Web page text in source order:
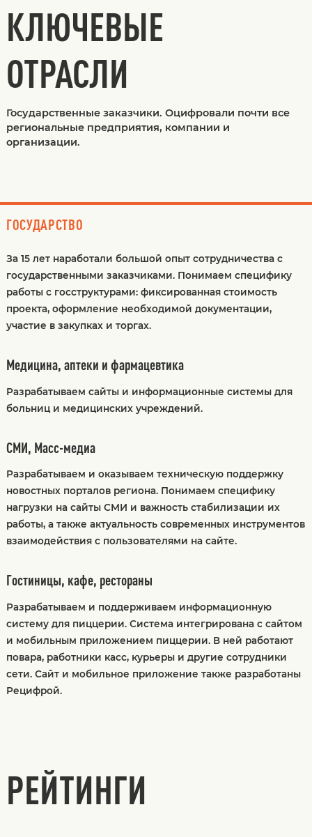
КЛЮЧЕВЫЕ
ОТРАСЛИ
Государственные заказчики. Оцифровали почти все
региональные предприятия, компании и
организации.
ГОСУДАРСТВО
За 15 лет наработали большой опыт сотрудничества с
государственными заказчиками. Понимаем специфику
работы с госструктурами: фиксированная стоимость
проекта, оформление необходимой документации,
участие в закупках и торгах.
Медицина, аптеки и фармацевтика
Разрабатываем сайты и информационные системы для
больниц и медицинских учреждений.
СМИ, Масс-медиа
Разрабатываем и оказываем техническую поддержку
новостных порталов региона. Понимаем специфику
нагрузки на сайты СМИ и важность стабилизации их
работы, а также актуальность современных инструментов
взаимодействия с пользователями на сайте.
Гостиницы, кафе, рестораны
Разрабатываем и поддерживаем информационную
систему для пиццерии. Система интегрирована с сайтом
и мобильным приложением пиццерии. В ней работают
повара, работники касс, курьеры и другие сотрудники
сети. Сайт и мобильное приложение также разработаны
Рецифрой.
РЕЙТИНГИ